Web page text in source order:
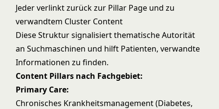
Jeder verlinkt zurück zur Pillar Page und zu
verwandtem Cluster Content
Diese Struktur signalisiert thematische Autorität
an Suchmaschinen und hilft Patienten, verwandte
Informationen zu finden.
Content Pillars nach Fachgebiet:
Primary Care:
Chronisches Krankheitsmanagement (Diabetes,